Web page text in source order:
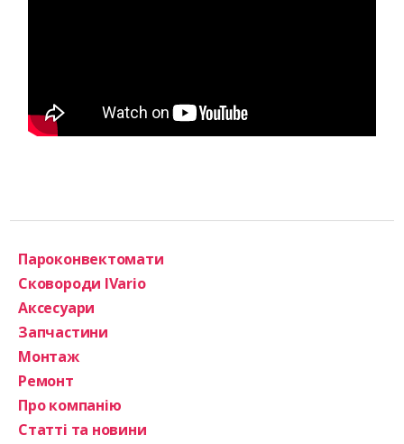
Пароконвектомати
Сковороди IVario
Аксесуари
Запчастини
Монтаж
Ремонт
Про компанію
Статті та новини